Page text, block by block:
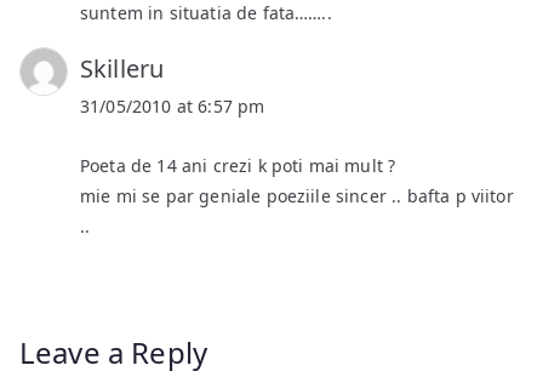
suntem in situatia de fata……..
Skilleru
31/05/2010 at 6:57 pm
Poeta de 14 ani crezi k poti mai mult ?
mie mi se par geniale poeziile sincer .. bafta p viitor
..
Leave a Reply